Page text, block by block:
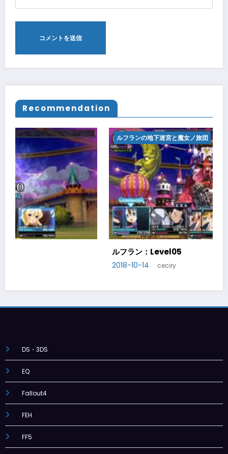
Recommendation
ルフランの地下迷宮と魔女ノ旅団
ルフラン：Level06
2018-10-20 ceciry
DS・3DS
EQ
Fallout4
FEH
FF5